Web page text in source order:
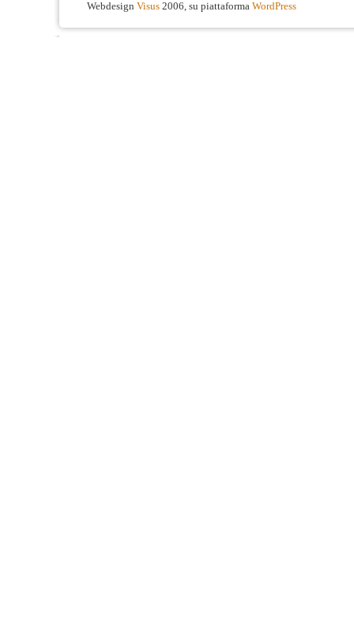
Webdesign Visus 2006, su piattaforma WordPress